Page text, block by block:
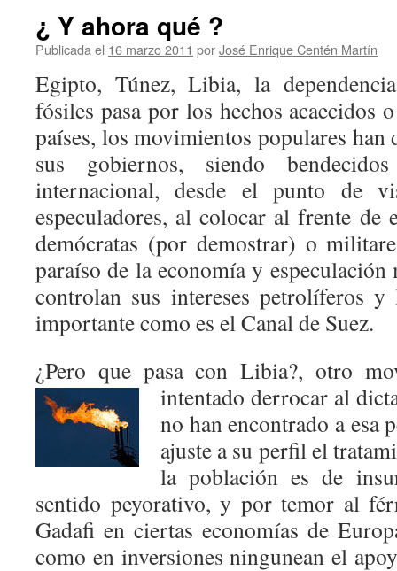
¿ Y ahora qué ?
Publicada el 16 marzo 2011 porJosé Enrique Centén Martín
Egipto, Túnez, Libia, la
fósiles pasa por los hechos acaecidos
países, los movimientos populares han
sus gobiernos, siendo
internacional, desde el punto de
especuladores, al colocar al frente de
demócratas (por demostrar) o
paraíso de la economía y
controlan sus intereses petrolíferos
importante como es el Canal de Suez.
¿Pero que pasa con Libia?, otro
intentado derrocar al
no han encontrado a esa
ajuste a su perfil el
la población es de
sentido peyorativo, y por temor al
Gadafi en ciertas economías de
como en inversiones ningunean el